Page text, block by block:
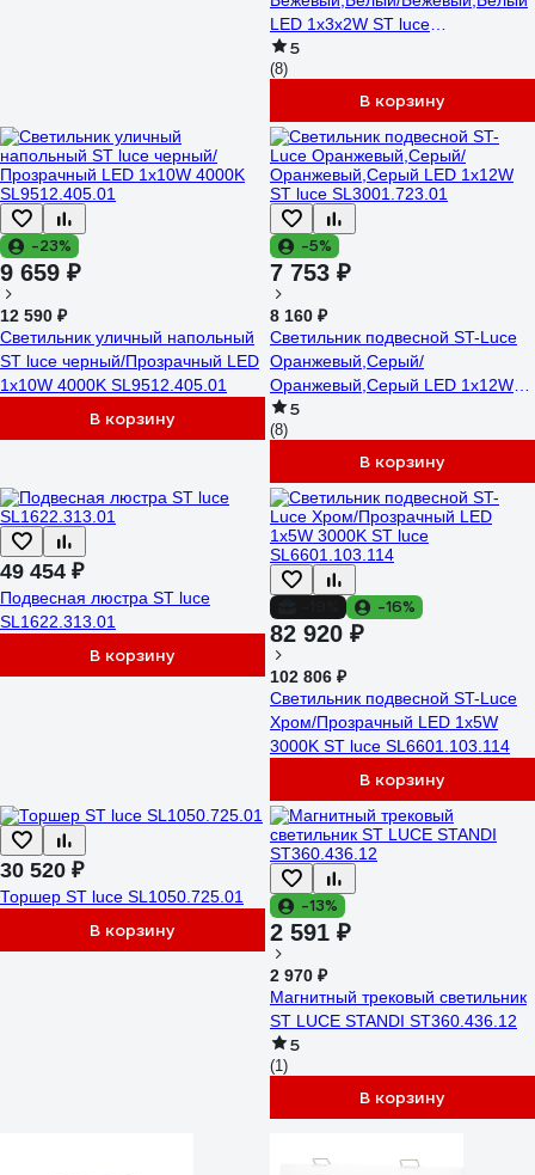
LED 1х3х2W ST luce
SL3001.813.01
5
(8)
В корзину
-23%
9 659 ₽
12 590 ₽
Светильник уличный напольный
ST luce черный/Прозрачный LED
1х10W 4000K SL9512.405.01
В корзину
-5%
7 753 ₽
8 160 ₽
Светильник подвесной ST-Luce
Оранжевый,Серый/
Оранжевый,Серый LED 1х12W
ST luce SL3001.723.01
5
(8)
В корзину
49 454 ₽
Подвесная люстра ST luce
SL1622.313.01
В корзину
-16%
82 920 ₽
102 806 ₽
Светильник подвесной ST-Luce
Хром/Прозрачный LED 1х5W
3000K ST luce SL6601.103.114
В корзину
30 520 ₽
Торшер ST luce SL1050.725.01
В корзину
-13%
2 591 ₽
2 970 ₽
Магнитный трековый светильник
ST LUCE STANDI ST360.436.12
5
(1)
В корзину